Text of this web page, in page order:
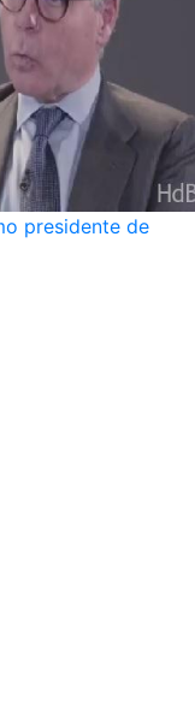
presidente de